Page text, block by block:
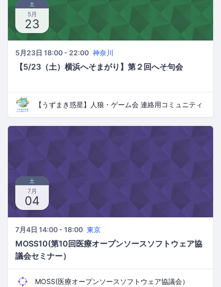
土
5月
23
5月23日 18:00 - 22:00 神奈川
【5/23（土）横浜へそまがり】第２回へそ句会
【うずまき惑星】人狼・ゲーム会 連絡用コミュニティ
土
7月
04
7月4日 14:00 - 18:00 東京
MOSS10(第10回医療オープンソースソフトウェア協
議会セミナー）
MOSS(医療オープンソースソフトウェア協議会）